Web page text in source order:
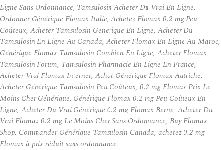
Ligne Sans Ordonnance, Tamsulosin Acheter Du Vrai En Ligne,
Ordonner Générique Flomax Italie, Achetez Flomax 0.2 mg Peu
Coûteux, Acheter Tamsulosin Generique En Ligne, Acheter Du
Tamsulosin En Ligne Au Canada, Acheter Flomax En Ligne Au Maroc,
Générique Flomax Tamsulosin Combien En Ligne, Acheter Flomax
Tamsulosin Forum, Tamsulosin Pharmacie En Ligne En France,
Acheter Vrai Flomax Internet, Achat Générique Flomax Autriche,
Acheter Générique Tamsulosin Peu Coûteux, 0.2 mg Flomax Prix Le
Moins Cher Générique, Générique Flomax 0.2 mg Peu Coûteux En
Ligne, Acheter Du Vrai Générique 0.2 mg Flomax Berne, Acheter Du
Vrai Flomax 0.2 mg Le Moins Cher Sans Ordonnance, Buy Flomax
Shop, Commander Générique Tamsulosin Canada, achetez 0.2 mg
Flomax à prix réduit sans ordonnance